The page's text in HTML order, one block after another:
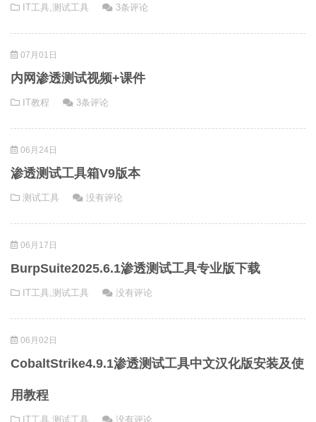
IT工具,测试工具 3条评论
07月01日
内网渗透测试视频+课件
IT教程 3条评论
06月24日
渗透测试工具箱V9版本
测试工具 没有评论
06月17日
BurpSuite2025.6.1渗透测试工具专业版下载
IT工具,测试工具 没有评论
06月02日
CobaltStrike4.9.1渗透测试工具中文汉化版安装及使
用教程
IT工具 测试工具 没有评论